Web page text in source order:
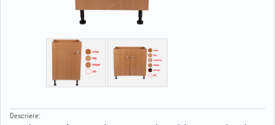
Descriere: